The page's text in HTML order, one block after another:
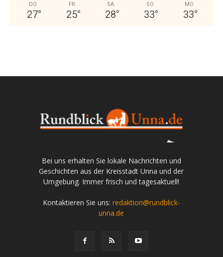
DO.
27°
FR.
25°
SA.
28°
SO.
33°
MO.
33°
Bei uns erhalten Sie lokale Nachrichten und
Geschichten aus der Kreisstadt Unna und der
Umgebung. Immer frisch und tagesaktuell!
Kontaktieren Sie uns: redaktion@rundblick-
unna.de